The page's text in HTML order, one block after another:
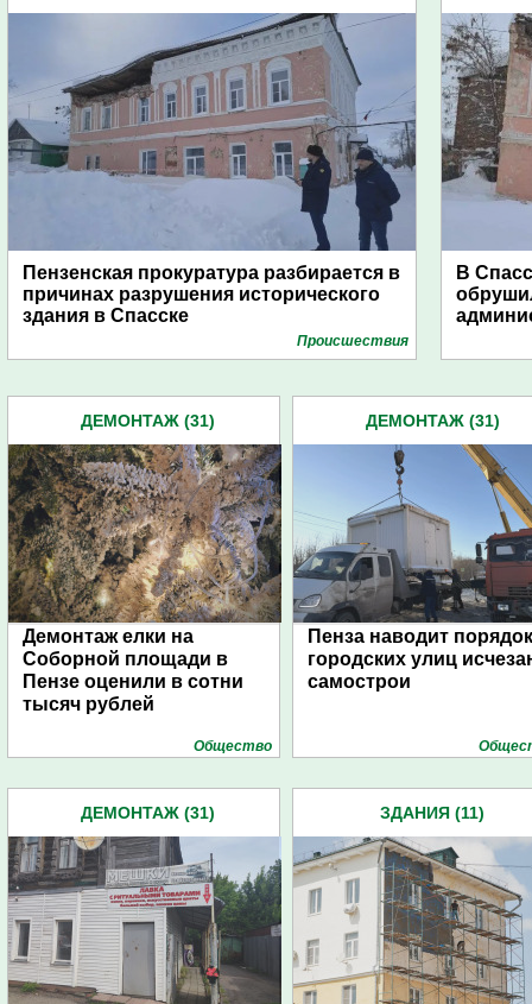
Пензенская прокуратура разбирается в
причинах разрушения исторического
здания в Спасске
Проиcшествия
В
ДЕМОНТАЖ (31)
Демонтаж елки на
Соборной площади в
Пензе оценили в сотни
тысяч рублей
Общество
ДЕМОНТАЖ (31)
Пенза наводит
городских улиц
самострои
ДЕМОНТАЖ (31) ЗДАНИЯ (11)